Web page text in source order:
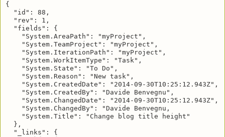
{
  "id": 88,
  "rev": 1,
  "fields": {
    "System.AreaPath": "myProject",
    "System.TeamProject": "myProject",
    "System.IterationPath": "myProject",
    "System.WorkItemType": "Task",
    "System.State": "To Do",
    "System.Reason": "New task",
    "System.CreatedDate": "2014-09-30T10:25:12.943Z",
    "System.CreatedBy": "Davide Benvegnu",
    "System.ChangedDate": "2014-09-30T10:25:12.943Z",
    "System.ChangedBy": "Davide Benvegnu,
    "System.Title": "Change blog title height"
  },
  "_links": {